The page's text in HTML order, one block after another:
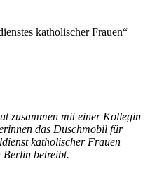
zusammen mit einer Kollegin
das Duschmobil für
katholischer Frauen
Berlin betreibt.